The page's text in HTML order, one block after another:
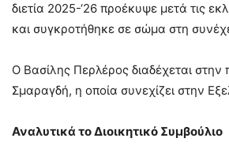
διετία 2025-‘26 προέκυψε μετά τις
και συγκροτήθηκε σε σώμα στη
Ο Βασίλης Περλέρος διαδέχεται στην
Σμαραγδή, η οποία συνεχίζει στην
Αναλυτικά το Διοικητικό Συμβούλιο